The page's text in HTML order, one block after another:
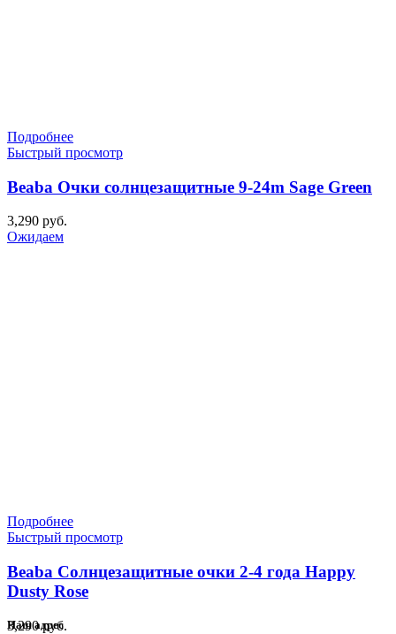
Подробнее
Быстрый просмотр
Beaba Очки солнцезащитные 9-24m Sage Green
3,290 руб.
Ожидаем
Подробнее
Быстрый просмотр
Beaba Солнцезащитные очки 2-4 года Happy
Dusty Rose
3,290руб.
Наш адрес